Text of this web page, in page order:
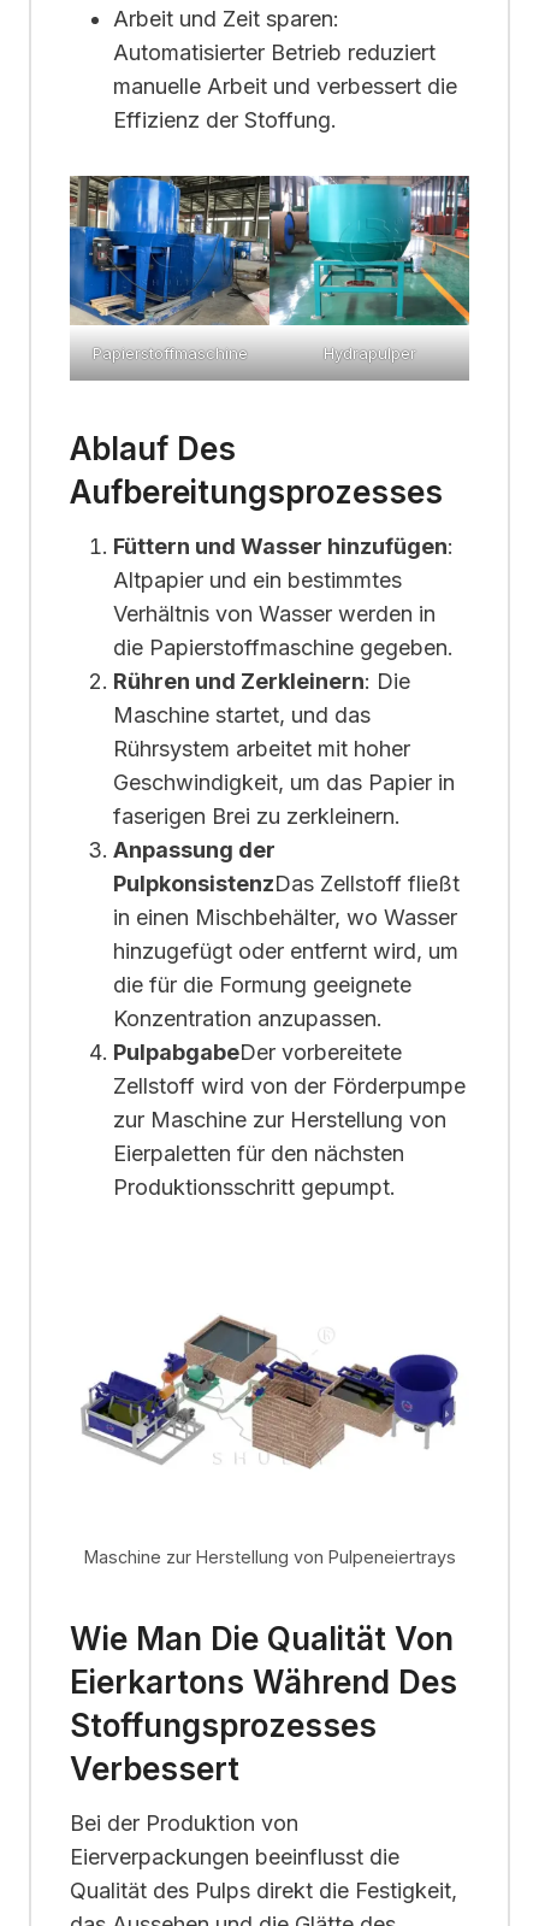
Arbeit und Zeit sparen:
Automatisierter Betrieb reduziert
manuelle Arbeit und verbessert die
Effizienz der Stoffung.
Papierstoffmaschine Hydrapulper
Ablauf Des
Aufbereitungsprozesses
Füttern und Wasser hinzufügen:
Altpapier und ein bestimmtes
Verhältnis von Wasser werden in
die Papierstoffmaschine gegeben.
Rühren und Zerkleinern: Die
Maschine startet, und das
Rührsystem arbeitet mit hoher
Geschwindigkeit, um das Papier in
faserigen Brei zu zerkleinern.
Anpassung der
PulpkonsistenzDas Zellstoff fließt
in einen Mischbehälter, wo Wasser
hinzugefügt oder entfernt wird, um
die für die Formung geeignete
Konzentration anzupassen.
PulpabgabeDer vorbereitete
Zellstoff wird von der Förderpumpe
zur Maschine zur Herstellung von
Eierpaletten für den nächsten
Produktionsschritt gepumpt.
Maschine zur Herstellung von Pulpeneiertrays
Wie Man Die Qualität Von
Eierkartons Während Des
Stoffungsprozesses
Verbessert
Bei der Produktion von
Eierverpackungen beeinflusst die
Qualität des Pulps direkt die Festigkeit,